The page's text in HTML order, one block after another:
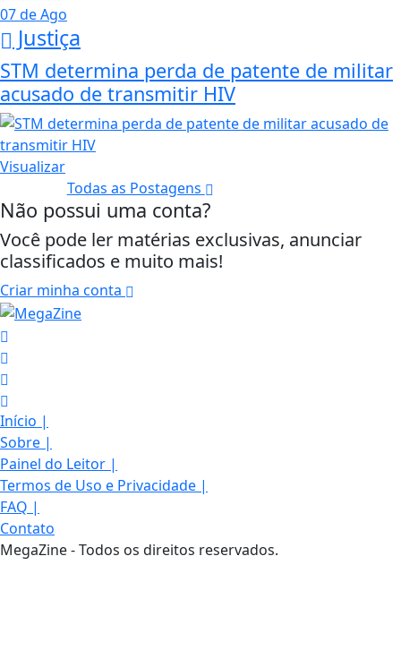
07 de Ago
Justiça
STM determina perda de patente de militar
acusado de transmitir HIV
Visualizar
Todas as Postagens
Não possui uma conta?
Você pode ler matérias exclusivas, anunciar
classificados e muito mais!
Criar minha conta
Início |
Sobre |
Painel do Leitor |
Termos de Uso e Privacidade |
FAQ |
Contato
MegaZine - Todos os direitos reservados.
Termos de Uso e Privacidade
Esse site utiliza cookies para melhorar sua